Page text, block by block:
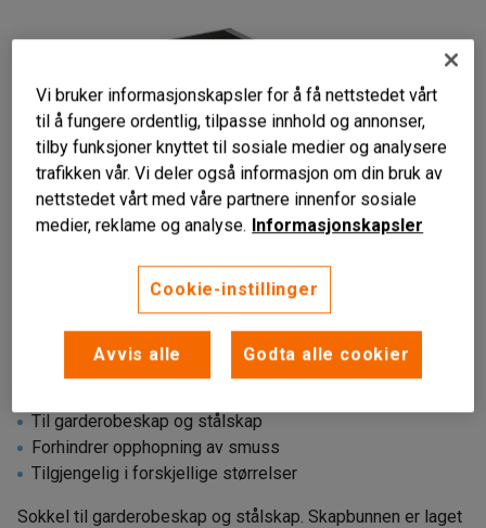
Til garderobeskap og stålskap
Forhindrer opphopning av smuss
Tilgjengelig i forskjellige størrelser
Sokkel til garderobeskap og stålskap. Skapbunnen er laget
Vi bruker informasjonskapsler for å få nettstedet vårt
til å fungere ordentlig, tilpasse innhold og annonser,
tilby funksjoner knyttet til sosiale medier og analysere
trafikken vår. Vi deler også informasjon om din bruk av
nettstedet vårt med våre partnere innenfor sosiale
medier, reklame og analyse. Informasjonskapsler
Cookie-instillinger
Avvis alle Godta alle cookier